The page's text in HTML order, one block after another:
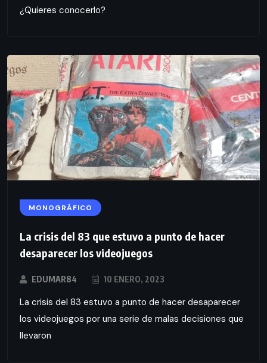
¿Quieres conocerlo?
MONOGRÁFICO
La crisis del 83 que estuvo a punto de hacer
desaparecer los videojuegos
EDUMAR84 10 ENERO, 2023
La crisis del 83 estuvo a punto de hacer desaparecer
los videojuegos por una serie de malas decisiones que
llevaron